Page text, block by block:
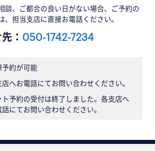
談、ご都合の良い日がない場合、ご予約の
、担当支店に直接お電話ください。
： 050-1742-7234
予約が可能
店へお電話にてお問い合わせください。
ト予約の受付は終了しました。各支店へ
話にてお問い合わせください。